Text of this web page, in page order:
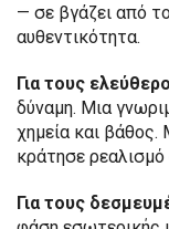
— σε βγάζει από
αυθεντικότητα.
Για τους
δύναμη. Μια
χημεία και
κράτησε
Για τους